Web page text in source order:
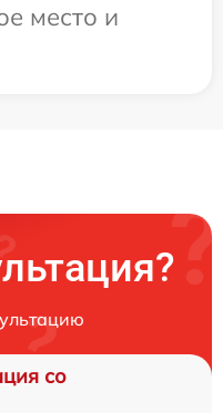
место и
со